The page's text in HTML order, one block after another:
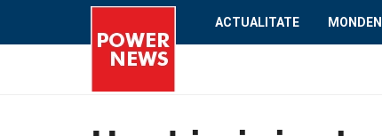
ACTUALITATE MONDEN